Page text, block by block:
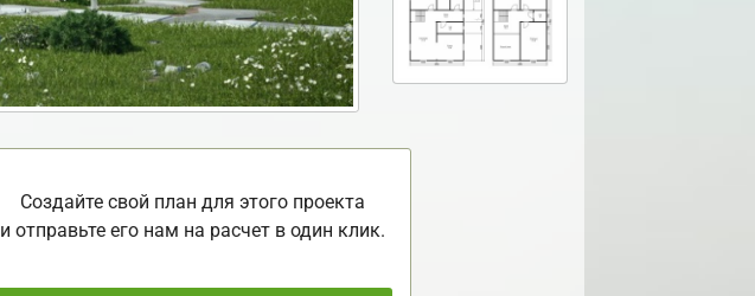
Создайте свой план для этого проекта
и отправьте его нам на расчет в один клик.